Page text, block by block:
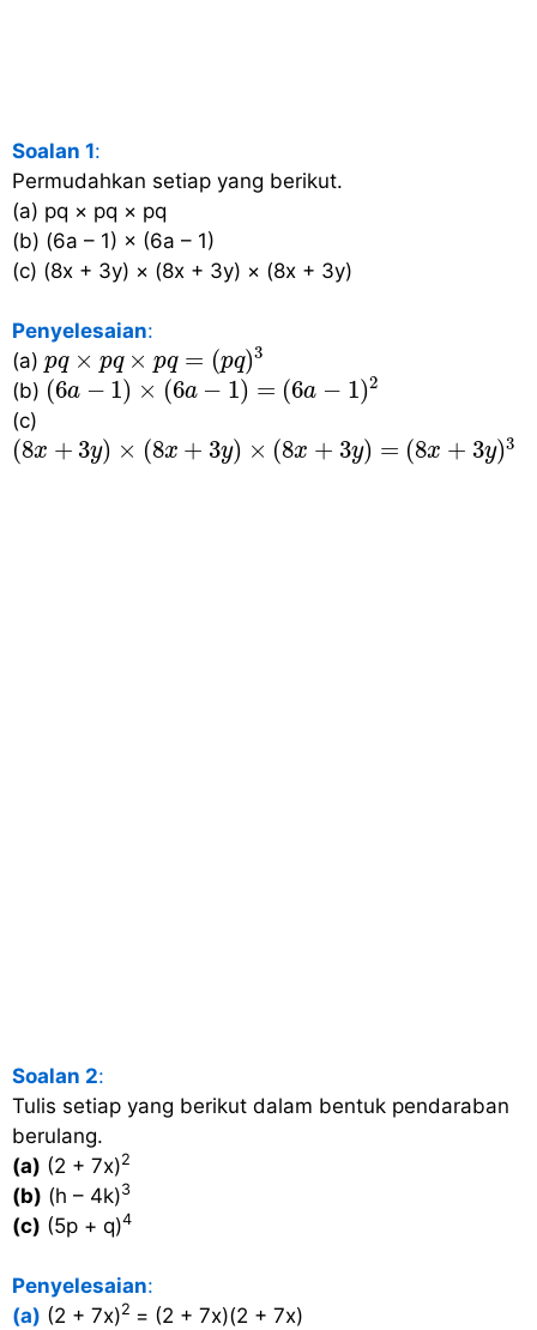
Soalan 1:
Permudahkan setiap yang berikut.
(a) pq × pq × pq
(b) (6a – 1) × (6a – 1)
(c) (8x + 3y) × (8x + 3y) × (8x + 3y)
Penyelesaian:
(a) pq × pq × pq = (pq)3
pq×pq×p q 3
(b) (6a − 1) × (6a − 1) = (6a − 1)2
(6 a −1)× ( 6a− )=(6 −1
(c)
(8x + 3y) × (8x + 3y) × (8x + 3y) = (8x + 3y)3
(8 + 3y )× 8x+ 3 )×( 8 +3 ) =( 8 3y 3
Soalan 2:
Tulis setiap yang berikut dalam bentuk pendaraban
berulang.
(a) (2 + 7x)2
(b) (h – 4k)3
(c) (5p + q)4
Penyelesaian:
(a) (2 + 7x)2 = (2 + 7x)(2 + 7x)